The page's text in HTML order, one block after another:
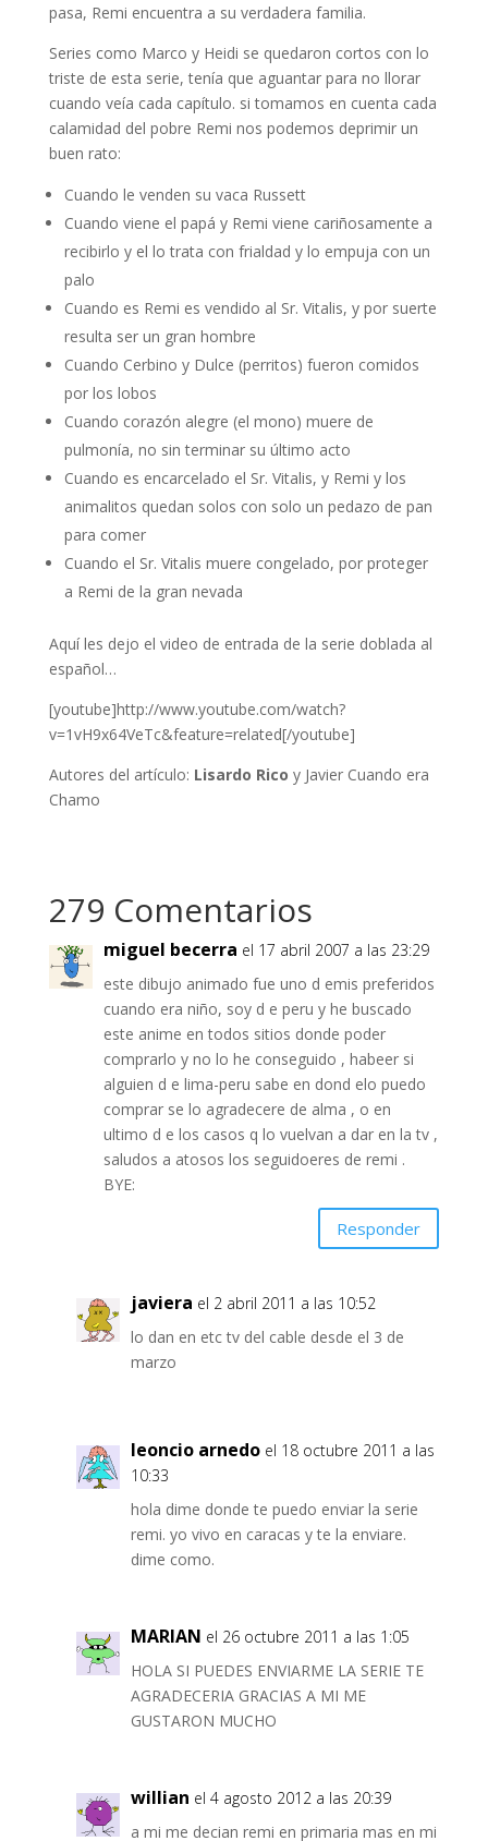
pasa, Remi encuentra a su verdadera familia.
Series como Marco y Heidi se quedaron cortos con lo
triste de esta serie, tenía que aguantar para no llorar
cuando veía cada capítulo. si tomamos en cuenta cada
calamidad del pobre Remi nos podemos deprimir un
buen rato:
Cuando le venden su vaca Russett
Cuando viene el papá y Remi viene cariñosamente a
recibirlo y el lo trata con frialdad y lo empuja con un
palo
Cuando es Remi es vendido al Sr. Vitalis, y por suerte
resulta ser un gran hombre
Cuando Cerbino y Dulce (perritos) fueron comidos
por los lobos
Cuando corazón alegre (el mono) muere de
pulmonía, no sin terminar su último acto
Cuando es encarcelado el Sr. Vitalis, y Remi y los
animalitos quedan solos con solo un pedazo de pan
para comer
Cuando el Sr. Vitalis muere congelado, por proteger
a Remi de la gran nevada
Aquí les dejo el video de entrada de la serie doblada al
español…
[youtube]http://www.youtube.com/watch?
v=1vH9x64VeTc&feature=related[/youtube]
Autores del artículo: Lisardo Rico y Javier Cuando era
Chamo
279 Comentarios
miguel becerra el 17 abril 2007 a las 23:29
este dibujo animado fue uno d emis preferidos
cuando era niño, soy d e peru y he buscado
este anime en todos sitios donde poder
comprarlo y no lo he conseguido , habeer si
alguien d e lima-peru sabe en dond elo puedo
comprar se lo agradecere de alma , o en
ultimo d e los casos q lo vuelvan a dar en la tv ,
saludos a atosos los seguidoeres de remi .
BYE:
Responder
javiera el 2 abril 2011 a las 10:52
lo dan en etc tv del cable desde el 3 de
marzo
leoncio arnedo el 18 octubre 2011 a las
10:33
hola dime donde te puedo enviar la serie
remi. yo vivo en caracas y te la enviare.
dime como.
MARIAN el 26 octubre 2011 a las 1:05
HOLA SI PUEDES ENVIARME LA SERIE TE
AGRADECERIA GRACIAS A MI ME
GUSTARON MUCHO
willian el 4 agosto 2012 a las 20:39
a mi me decian remi en primaria mas en mi